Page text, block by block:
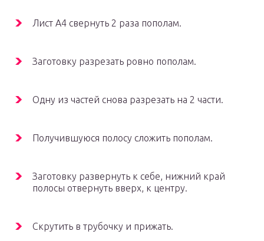
Лист А4 свернуть 2 раза пополам.
Заготовку разрезать ровно пополам.
Одну из частей снова разрезать на 2 части.
Получившуюся полосу сложить пополам.
Заготовку развернуть к себе, нижний край
полосы отвернуть вверх, к центру.
Скрутить в трубочку и прижать.